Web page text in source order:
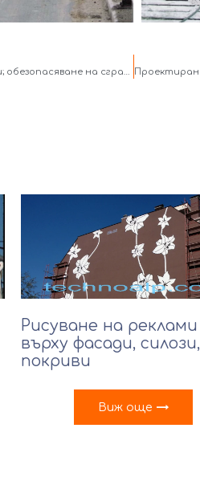
Ремонт и фугиране на окачени фасади; обезопасяване на сгради; почистване на цехове
Рисуване на реклами
върху фасади, силози,
покриви
Виж още